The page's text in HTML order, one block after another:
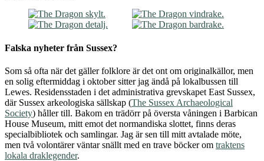
Falska nyheter från Sussex?
Som så ofta när det gäller folklore är det ont om originalkällor, men
en solig eftermiddag i oktober sitter jag ändå på lokalbussen till
Lewes. Residensstaden i det administrativa grevskapet East Sussex,
där Sussex arkeologiska sällskap (The Sussex Archaeological
Society) håller till. Bakom en trädörr på översta våningen i Barbican
House Museum, mitt emot det normandiska slottet, finns deras
specialbibliotek och samlingar. Jag är sen till mitt avtalade möte,
men två volontärer väntar snällt med en trave böcker om traktens
lokala draklegender.